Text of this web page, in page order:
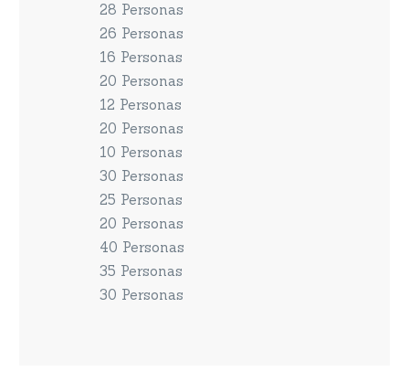
28 Personas
26 Personas
16 Personas
20 Personas
12 Personas
20 Personas
10 Personas
30 Personas
25 Personas
20 Personas
40 Personas
35 Personas
30 Personas